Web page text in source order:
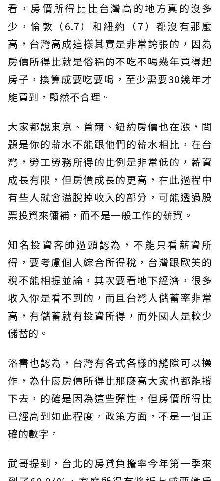
看，房價所得比比台灣高的地方真的沒多
少，倫敦（6.7）和紐約（7）都沒有那麼
高，台灣高成這樣其實是非常誇張的，因為
房價所得比就是俗稱的不吃不喝幾年買得起
房子，換算成要吃要喝，至少需要30幾年才
能買到，顯然不合理。
大家都說東京、首爾、紐約房價也在漲，問
題是你的薪水不能跟他們的薪水相比，在台
灣，勞工勞務所得的比例是非常低的，薪資
成長有限，但房價成長的更高，在此過程中
有些人就會溢脫掉收入的部分，可能透過股
票投資來彌補，而不是一般工作的薪資。
知名投資客帥過頭認為，不能只看薪資所
得，要考慮個人綜合所得稅，台灣跟歐美的
稅不能相提並論，其次要看地下經濟，很多
收入你是看不到的，而且台灣人儲蓄率非常
高，有儲蓄就有投資所得，而外國人是較少
儲蓄的。
洛書也認為，台灣有各式各樣的縫隙可以操
作，為什麼房價所得比那麼高大家也都能撐
下去，的確是因為這些彈性，但房價所得比
已經高到如此程度，政策方面，不是一個正
確的數字。
武哥提到，台北的房貸負擔率今年第一季來